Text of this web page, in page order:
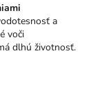
a
voči
dlhú životnosť.